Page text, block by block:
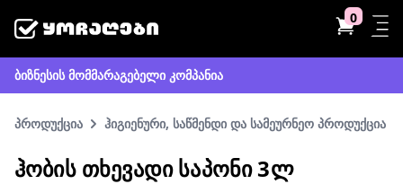
0
ბიზნესის მომმარაგებელი კომპანია
პროდუქცია ჰიგიენური, საწმენდი და სამეურნეო პროდუქცია
ᲰᲝᲑᲘᲡ ᲗᲮᲔᲕᲐᲓᲘ ᲡᲐᲞᲝᲜᲘ 3Ლ